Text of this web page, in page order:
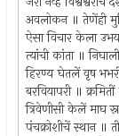
अवलोकन ॥ तेणेंही
ऐसा विचार केला
त्यांची कांता ॥
हिरण्य घेतलें वृष
बरवियापरी ॥
त्रिवेणीसी केलें माघ
पंचक्रोशीचें स्थान ॥